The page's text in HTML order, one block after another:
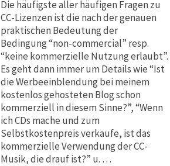
Die häufigste aller häufigen Fragen zu
CC-Lizenzen ist die nach der genauen
praktischen Bedeutung der
Bedingung “non-commercial” resp.
“keine kommerzielle Nutzung erlaubt”.
Es geht dann immer um Details wie “Ist
die Werbeeinblendung bei meinem
kostenlos gehosteten Blog schon
kommerziell in diesem Sinne?”, “Wenn
ich CDs mache und zum
Selbstkostenpreis verkaufe, ist das
kommerzielle Verwendung der CC-
Musik, die drauf ist?” u. …